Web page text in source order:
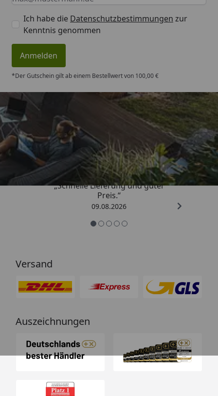
Ich habe die Datenschutzbestimmungen zur
Kenntnis genommen
Anmelden
*Der Gutschein gilt ab einem Bestellwert von 100,00 €
Trusted Shops
4,83/ 5
„Schnelle Lieferung und guter
Preis.“
09.08.2026
Versand
Auszeichnungen